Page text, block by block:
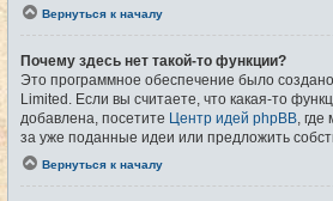
Вернуться к началу
Почему здесь нет такой-то функции?
Это программное обеспечение было
Limited. Если вы считаете, что какая-то
добавлена, посетите Центр идей phpBB ,
за уже поданные идеи или предложить
Вернуться к началу